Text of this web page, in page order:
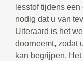
lesstof tijdens
nodig dat u van
Uiteraard is het
doorneemt, zodat
kan begrijpen.